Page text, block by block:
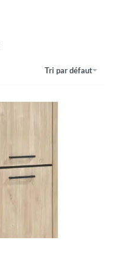
Tri par défaut